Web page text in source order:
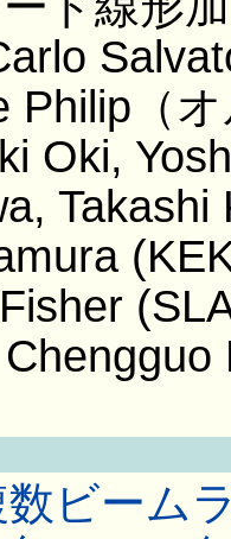
Philip（
Oki,
数ビーム